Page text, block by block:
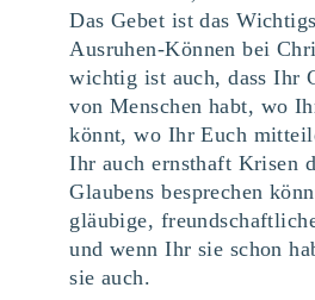
Das Gebet ist das
Ausruhen-Können bei
wichtig ist auch, dass Ihr
von Menschen habt, wo
könnt, wo Ihr Euch
Ihr auch ernsthaft Krisen
Glaubens besprechen
gläubige,
und wenn Ihr sie schon
sie auch.